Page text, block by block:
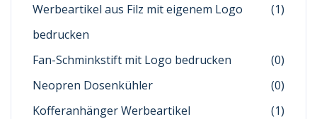
Werbeartikel aus Filz mit eigenem Logo
bedrucken
(1)
Fan-Schminkstift mit Logo bedrucken
(0)
Neopren Dosenkühler
(0)
Kofferanhänger Werbeartikel
(1)